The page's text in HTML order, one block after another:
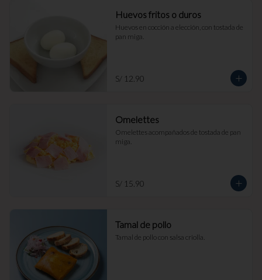
Huevos fritos o duros
Huevos en cocción a elección, con tostada de
pan miga.
S/ 12.90
Omelettes
Omelettes acompañados de tostada de pan
miga.
S/ 15.90
Tamal de pollo
Tamal de pollo con salsa criolla.